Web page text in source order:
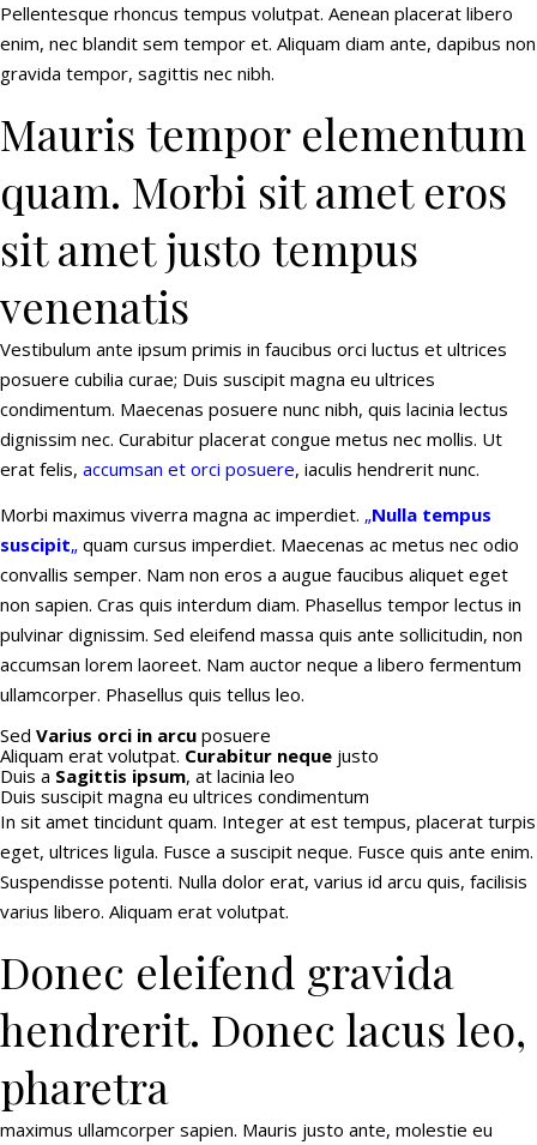
Pellentesque rhoncus tempus volutpat. Aenean placerat libero
enim, nec blandit sem tempor et. Aliquam diam ante, dapibus non
gravida tempor, sagittis nec nibh.
Mauris tempor elementum
quam. Morbi sit amet eros
sit amet justo tempus
venenatis
Vestibulum ante ipsum primis in faucibus orci luctus et ultrices
posuere cubilia curae; Duis suscipit magna eu ultrices
condimentum. Maecenas posuere nunc nibh, quis lacinia lectus
dignissim nec. Curabitur placerat congue metus nec mollis. Ut
erat felis, accumsan et orci posuere, iaculis hendrerit nunc.
Morbi maximus viverra magna ac imperdiet. „Nulla tempus
suscipit„ quam cursus imperdiet. Maecenas ac metus nec odio
convallis semper. Nam non eros a augue faucibus aliquet eget
non sapien. Cras quis interdum diam. Phasellus tempor lectus in
pulvinar dignissim. Sed eleifend massa quis ante sollicitudin, non
accumsan lorem laoreet. Nam auctor neque a libero fermentum
ullamcorper. Phasellus quis tellus leo.
Sed Varius orci in arcu posuere
Aliquam erat volutpat. Curabitur neque justo
Duis a Sagittis ipsum, at lacinia leo
Duis suscipit magna eu ultrices condimentum
In sit amet tincidunt quam. Integer at est tempus, placerat turpis
eget, ultrices ligula. Fusce a suscipit neque. Fusce quis ante enim.
Suspendisse potenti. Nulla dolor erat, varius id arcu quis, facilisis
varius libero. Aliquam erat volutpat.
Donec eleifend gravida
hendrerit. Donec lacus leo,
pharetra
maximus ullamcorper sapien. Mauris justo ante, molestie eu